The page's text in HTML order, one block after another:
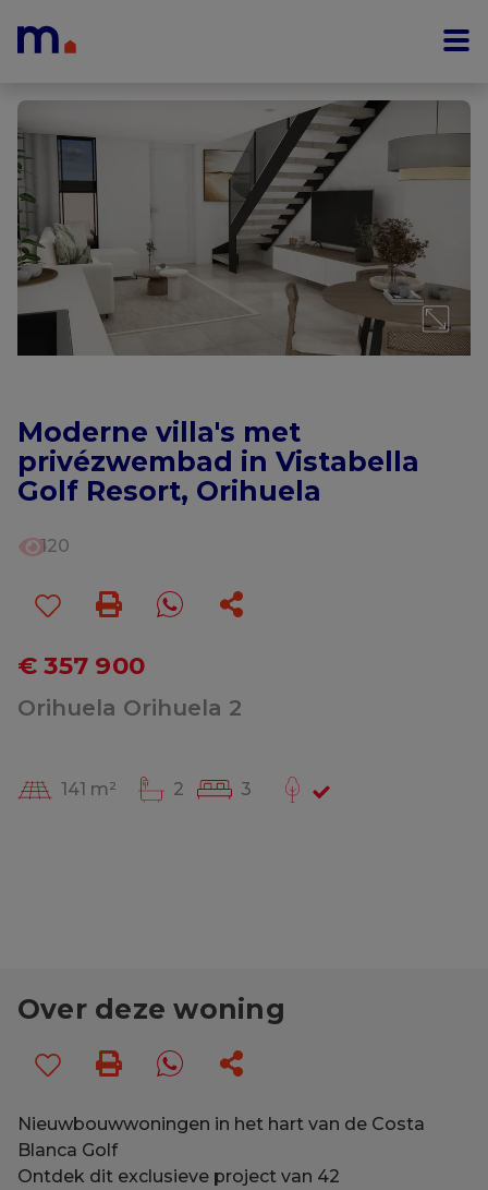
Moderne villa's met
privézwembad in Vistabella
Golf Resort, Orihuela
120
€ 357 900
Orihuela Orihuela 2
141 m² 2 3
Over deze woning
Nieuwbouwwoningen in het hart van de Costa
Blanca Golf
Ontdek dit exclusieve project van 42